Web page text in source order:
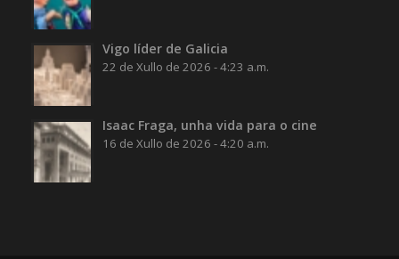
Vigo líder de Galicia
22 de Xullo de 2026 - 4:23 a.m.
Isaac Fraga, unha vida para o cine
16 de Xullo de 2026 - 4:20 a.m.